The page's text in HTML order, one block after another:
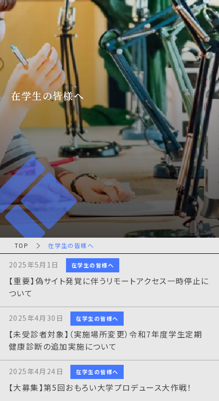
在学生の皆様へ
TOP 在学生の皆様へ
2025年5月1日 在学生の皆様へ
【重要】偽サイト発覚に伴うリモートアクセス一時停止に
ついて
2025年4月30日 在学生の皆様へ
【未受診者対象】（実施場所変更）令和7年度学生定期
健康診断の追加実施について
2025年4月24日 在学生の皆様へ
【大募集】第5回おもろい大学プロデュース大作戦！